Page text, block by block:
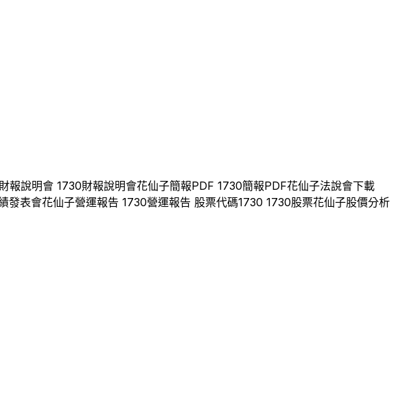
財報說明會 1730財報說明會花仙子簡報PDF 1730簡報PDF花仙子法說會下載
發表會花仙子營運報告 1730營運報告 股票代碼1730 1730股票花仙子股價分析